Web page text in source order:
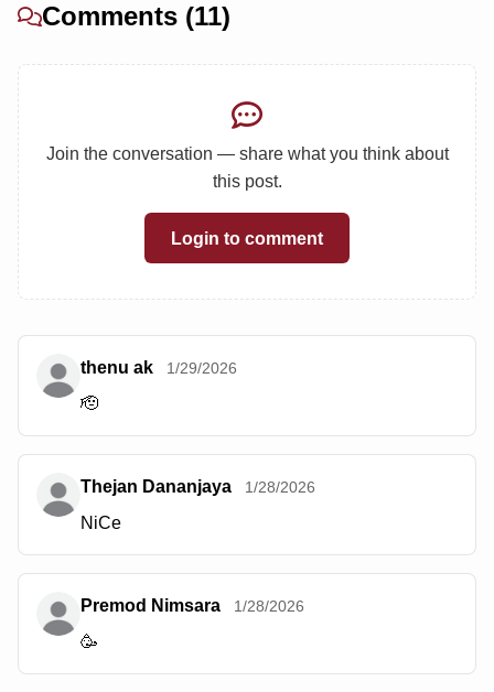
Comments (11)
Join the conversation — share what you think about
this post.
Login to comment
thenu ak 1/29/2026
🫡
Thejan Dananjaya 1/28/2026
NiCe
Premod Nimsara 1/28/2026
🥳